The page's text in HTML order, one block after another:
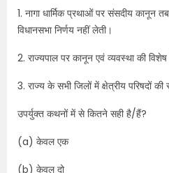
1. नागा धार्मिक प्रथाओं पर संसदीय कानून
विधानसभा निर्णय नहीं लेती।
2. राज्यपाल पर कानून एवं व्यवस्था की विशेष
3. राज्य के सभी जिलों में क्षेत्रीय परिषदों की
उपर्युक्त कथनों में से कितने सही है/हैं?
(a) केवल एक
(b) केवल दो